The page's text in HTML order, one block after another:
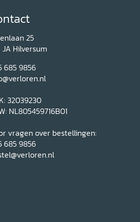
25
JA Hilversum
685 9856
32039230
NL805459716B01
vragen over bestellingen:
685 9856